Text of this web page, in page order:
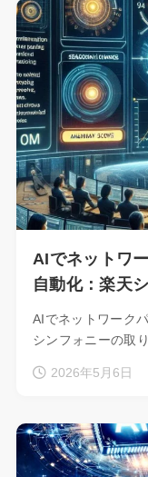
AIでネットワ
自動化：楽天
AIでネットワーク
シンフォニーの取
2026年5月6日